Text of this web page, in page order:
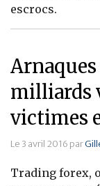
escrocs.
milliards
victimes
Le 3 avril 2016 par
Trading forex,